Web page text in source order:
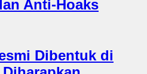
Anti-Hoaks
Dibentuk di